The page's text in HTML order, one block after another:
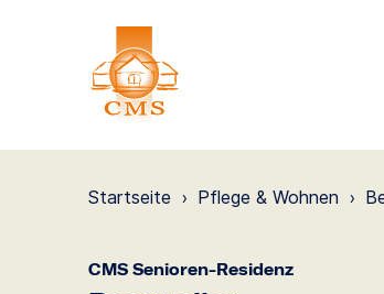
Startseite › Pflege & Wohnen ›
CMS Senioren-Residenz